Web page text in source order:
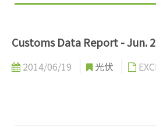
Customs Data Report - Jun.
2014/06/19 光伏